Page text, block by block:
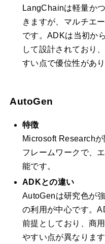
LangChainは軽量か
きますが、マルチエ
です。ADKは当初か
して設計されており
すい点で優位性があり
AutoGen
特徴
Microsoft Research
フレームワークで、
能です。
ADKとの違い
AutoGenは研究色が
の利用が中心です。
前提としており、商
やすい点が異なります